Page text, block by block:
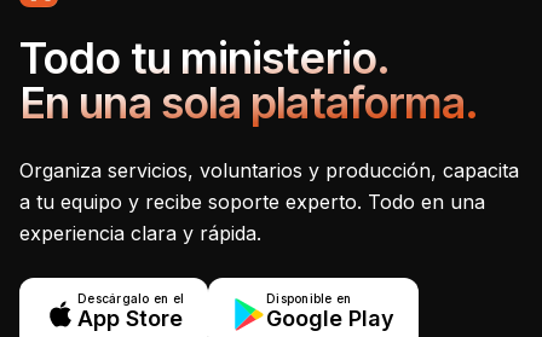
Tecnoiglesia One -
Todo tu ministerio.
En una sola plataforma.
Organiza servicios, voluntarios y producción, capacita
a tu equipo y recibe soporte experto. Todo en una
experiencia clara y rápida.
Descárgalo en el
App Store
Disponible en
Google Play